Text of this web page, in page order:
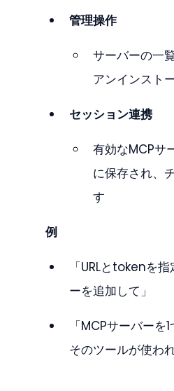
管理操作
サーバーの一
アンインスト
セッション連携
有効なMCPサ
に保存され、
す
例
「URLとtokenを
ーを追加して」
「MCPサーバー
そのツールが使わ